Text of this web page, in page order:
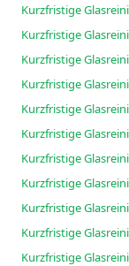
Kurzfristige
Kurzfristige
Kurzfristige
Kurzfristige
Kurzfristige
Kurzfristige
Kurzfristige
Kurzfristige
Kurzfristige
Kurzfristige
Kurzfristige